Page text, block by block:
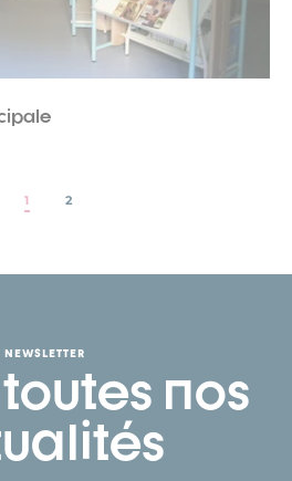
1 2
NEWSLETTER
nos